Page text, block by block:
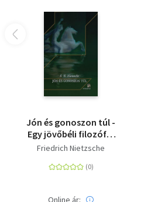
Jón és gonoszon túl -
Egy jövőbéli filozófia
előjátéka
Friedrich Nietzsche
Online ár: